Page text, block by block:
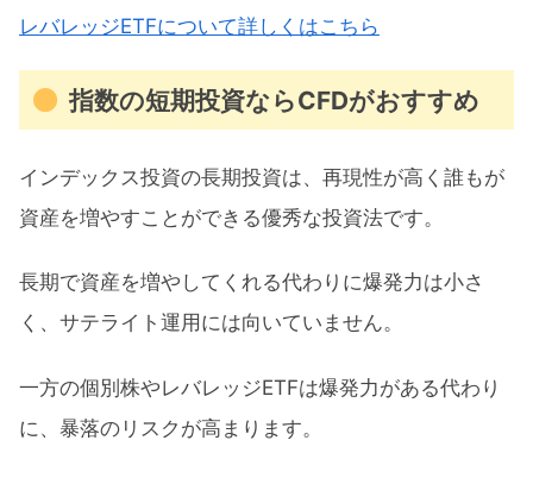
レバレッジETFについて詳しくはこちら
指数の短期投資ならCFDがおすすめ
インデックス投資の長期投資は、再現性が高く誰もが
資産を増やすことができる優秀な投資法です。
長期で資産を増やしてくれる代わりに爆発力は小さ
く、サテライト運用には向いていません。
一方の個別株やレバレッジETFは爆発力がある代わり
に、暴落のリスクが高まります。